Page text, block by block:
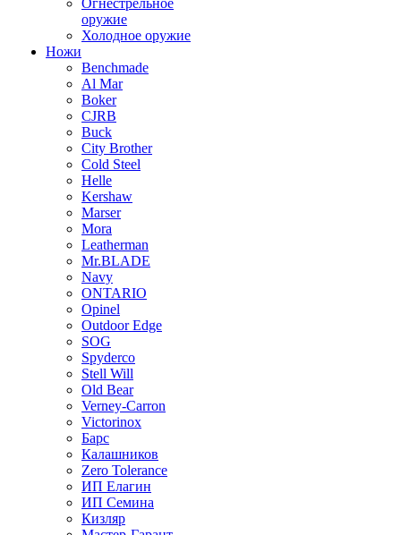
Огнестрельное
оружие
Холодное оружие
Ножи
Benchmade
Al Mar
Boker
CJRB
Buck
City Brother
Cold Steel
Helle
Kershaw
Marser
Mora
Leatherman
Mr.BLADE
Navy
ONTARIO
Opinel
Outdoor Edge
SOG
Spyderco
Stell Will
Old Bear
Verney-Carron
Victorinox
Барс
Калашников
Zero Tolerance
ИП Елагин
ИП Семина
Кизляр